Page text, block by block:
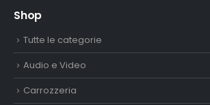
Shop
Tutte le categorie
Audio e Video
Carrozzeria